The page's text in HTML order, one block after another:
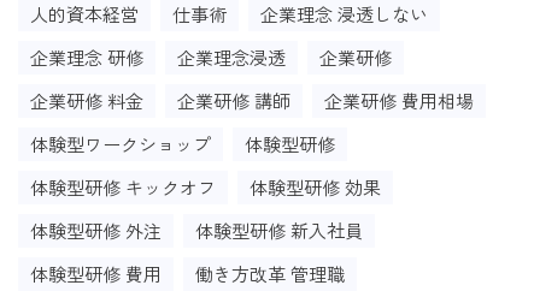
人的資本経営
仕事術
企業理念 浸透しない
企業理念 研修
企業理念浸透
企業研修
企業研修 料金
企業研修 講師
企業研修 費用相場
体験型ワークショップ
体験型研修
体験型研修 キックオフ
体験型研修 効果
体験型研修 外注
体験型研修 新入社員
体験型研修 費用
働き方改革 管理職